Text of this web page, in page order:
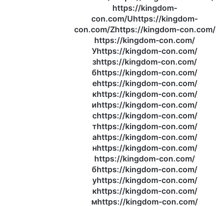
зhttps://kingdom-
бhttps://kingdom-
con.com/
еhttps://kingdom-
кhttps://kingdom-
иhttps://kingdom-
сhttps://kingdom-
тhttps://kingdom-
аhttps://kingdom-
нhttps://kingdom-
https://kingdom-
https://kingdom-
con.com/Uhttps://kingdom-
con.com/Zhttps://kingdom-con.com/
https://kingdom-con.com/
Уhttps://kingdom-con.com/
зhttps://kingdom-con.com/
бhttps://kingdom-con.com/
еhttps://kingdom-con.com/
кhttps://kingdom-con.com/
иhttps://kingdom-con.com/
сhttps://kingdom-con.com/
тhttps://kingdom-con.com/
аhttps://kingdom-con.com/
нhttps://kingdom-con.com/
https://kingdom-con.com/
бhttps://kingdom-con.com/
уhttps://kingdom-con.com/
кhttps://kingdom-con.com/
мhttps://kingdom-con.com/